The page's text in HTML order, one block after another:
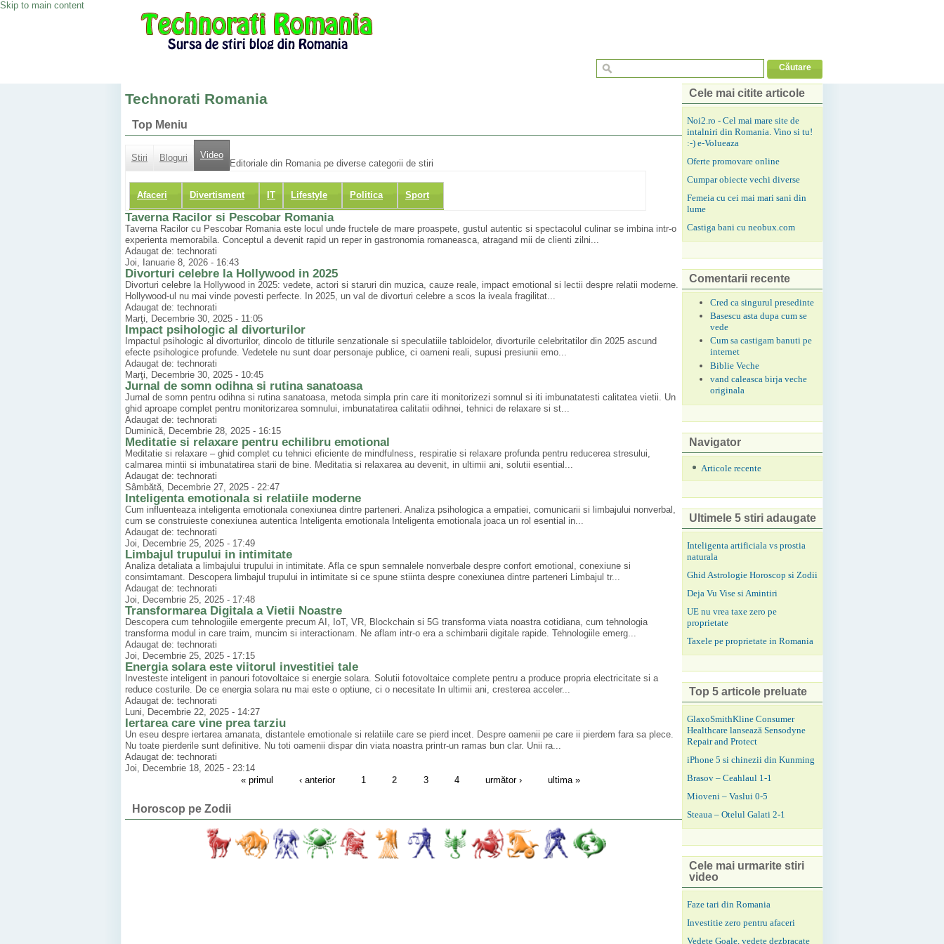
Skip to main content
Technorati Romania
Top Meniu
Stiri Bloguri Video
Afaceri Divertisment IT Lifestyle Politica Sport
Editoriale din Romania pe diverse categorii de stiri
Taverna Racilor si Pescobar Romania
Taverna Racilor cu Pescobar Romania este locul unde fructele de mare proaspete, gustul autentic si spectacolul culinar se imbina intr-o
experienta memorabila. Conceptul a devenit rapid un reper in gastronomia romaneasca, atragand mii de clienti zilni...
Adaugat de: technorati
Joi, Ianuarie 8, 2026 - 16:43
Divorturi celebre la Hollywood in 2025
Divorturi celebre la Hollywood in 2025: vedete, actori si staruri din muzica, cauze reale, impact emotional si lectii despre relatii moderne.
Hollywood-ul nu mai vinde povesti perfecte. In 2025, un val de divorturi celebre a scos la iveala fragilitat...
Adaugat de: technorati
Marţi, Decembrie 30, 2025 - 11:05
Impact psihologic al divorturilor
Impactul psihologic al divorturilor, dincolo de titlurile senzationale si speculatiile tabloidelor, divorturile celebritatilor din 2025 ascund
efecte psihologice profunde. Vedetele nu sunt doar personaje publice, ci oameni reali, supusi presiunii emo...
Adaugat de: technorati
Marţi, Decembrie 30, 2025 - 10:45
Jurnal de somn odihna si rutina sanatoasa
Jurnal de somn pentru odihna si rutina sanatoasa, metoda simpla prin care iti monitorizezi somnul si iti imbunatatesti calitatea vietii. Un
ghid aproape complet pentru monitorizarea somnului, imbunatatirea calitatii odihnei, tehnici de relaxare si st...
Adaugat de: technorati
Duminică, Decembrie 28, 2025 - 16:15
Meditatie si relaxare pentru echilibru emotional
Meditatie si relaxare – ghid complet cu tehnici eficiente de mindfulness, respiratie si relaxare profunda pentru reducerea stresului,
calmarea mintii si imbunatatirea starii de bine. Meditatia si relaxarea au devenit, in ultimii ani, solutii esential...
Adaugat de: technorati
Sâmbătă, Decembrie 27, 2025 - 22:47
Inteligenta emotionala si relatiile moderne
Cum influenteaza inteligenta emotionala conexiunea dintre parteneri. Analiza psihologica a empatiei, comunicarii si limbajului nonverbal,
cum se construieste conexiunea autentica Inteligenta emotionala Inteligenta emotionala joaca un rol esential in...
Adaugat de: technorati
Joi, Decembrie 25, 2025 - 17:49
Limbajul trupului in intimitate
Analiza detaliata a limbajului trupului in intimitate. Afla ce spun semnalele nonverbale despre confort emotional, conexiune si
consimtamant. Descopera limbajul trupului in intimitate si ce spune stiinta despre conexiunea dintre parteneri Limbajul tr...
Adaugat de: technorati
Joi, Decembrie 25, 2025 - 17:48
Transformarea Digitala a Vietii Noastre
Descopera cum tehnologiile emergente precum AI, IoT, VR, Blockchain si 5G transforma viata noastra cotidiana, cum tehnologia
transforma modul in care traim, muncim si interactionam. Ne aflam intr-o era a schimbarii digitale rapide. Tehnologiile emerg...
Adaugat de: technorati
Joi, Decembrie 25, 2025 - 17:15
Energia solara este viitorul investitiei tale
Investeste inteligent in panouri fotovoltaice si energie solara. Solutii fotovoltaice complete pentru a produce propria electricitate si a
reduce costurile. De ce energia solara nu mai este o optiune, ci o necesitate In ultimii ani, cresterea acceler...
Adaugat de: technorati
Luni, Decembrie 22, 2025 - 14:27
Iertarea care vine prea tarziu
Un eseu despre iertarea amanata, distantele emotionale si relatiile care se pierd incet. Despre oamenii pe care ii pierdem fara sa plece.
Nu toate pierderile sunt definitive. Nu toti oamenii dispar din viata noastra printr-un ramas bun clar. Unii ra...
Adaugat de: technorati
Joi, Decembrie 18, 2025 - 23:14
« primul
‹ anterior 1 2 3 4 următor › ultima »
Horoscop pe Zodii
Cele mai citite articole
Noi2.ro - Cel mai mare site de
intalniri din Romania. Vino si tu!
:-) e-Volueaza
Oferte promovare online
Cumpar obiecte vechi diverse
Femeia cu cei mai mari sani din
lume
Castiga bani cu neobux.com
Comentarii recente
Cred ca singurul presedinte
Basescu asta dupa cum se
vede
Cum sa castigam banuti pe
internet
Biblie Veche
vand caleasca birja veche
originala
Navigator
Articole recente
Ultimele 5 stiri adaugate
Inteligenta artificiala vs prostia
naturala
Ghid Astrologie Horoscop si Zodii
Deja Vu Vise si Amintiri
UE nu vrea taxe zero pe
proprietate
Taxele pe proprietate in Romania
Top 5 articole preluate
GlaxoSmithKline Consumer
Healthcare lansează Sensodyne
Repair and Protect
iPhone 5 si chinezii din Kunming
Brasov – Ceahlaul 1-1
Mioveni – Vaslui 0-5
Steaua – Otelul Galati 2-1
Cele mai urmarite stiri
video
Faze tari din Romania
Investitie zero pentru afaceri
Vedete Goale, vedete dezbracate